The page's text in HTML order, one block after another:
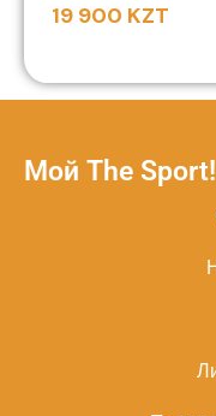
19 900 KZT
Мой The Sport!